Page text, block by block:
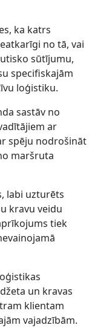
ka katrs
no tā, vai
sūtījumu,
specifiskajām
loģistiku.
sastāv no
ar
spēju nodrošināt
maršruta
labi uzturēts
kravu veidu
tiek
un kravas
klientam
vajadzībām.